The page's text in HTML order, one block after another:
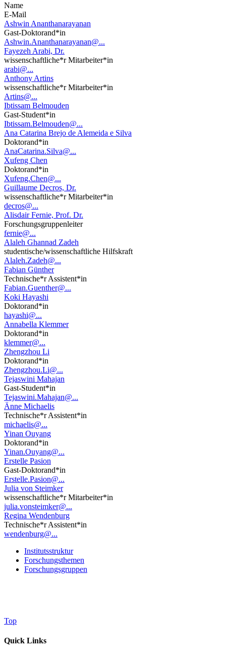
Name
E-Mail
Ashwin Ananthanarayanan
Gast-Doktorand*in
Ashwin.Ananthanarayanan@...
Fayezeh Arabi, Dr.
wissenschaftliche*r Mitarbeiter*in
arabi@...
Anthony Artins
wissenschaftliche*r Mitarbeiter*in
Artins@...
Ibtissam Belmouden
Gast-Student*in
Ibtissam.Belmouden@...
Ana Catarina Brejo de Alemeida e Silva
Doktorand*in
AnaCatarina.Silva@...
Xufeng Chen
Doktorand*in
Xufeng.Chen@...
Guillaume Decros, Dr.
wissenschaftliche*r Mitarbeiter*in
decros@...
Alisdair Fernie, Prof. Dr.
Forschungsgruppenleiter
fernie@...
Alaleh Ghannad Zadeh
studentische/wissenschaftliche Hilfskraft
Alaleh.Zadeh@...
Fabian Günther
Technische*r Assistent*in
Fabian.Guenther@...
Koki Hayashi
Doktorand*in
hayashi@...
Annabella Klemmer
Doktorand*in
klemmer@...
Zhengzhou Li
Doktorand*in
Zhengzhou.Li@...
Tejaswini Mahajan
Gast-Student*in
Tejaswini.Mahajan@...
Änne Michaelis
Technische*r Assistent*in
michaelis@...
Yinan Ouyang
Doktorand*in
Yinan.Ouyang@...
Erstelle Pasion
Gast-Doktorand*in
Erstelle.Pasion@...
Julia von Steimker
wissenschaftliche*r Mitarbeiter*in
julia.vonsteimker@...
Regina Wendenburg
Technische*r Assistent*in
wendenburg@...
Institutsstruktur
Forschungsthemen
Forschungsgruppen
Top
Quick Links